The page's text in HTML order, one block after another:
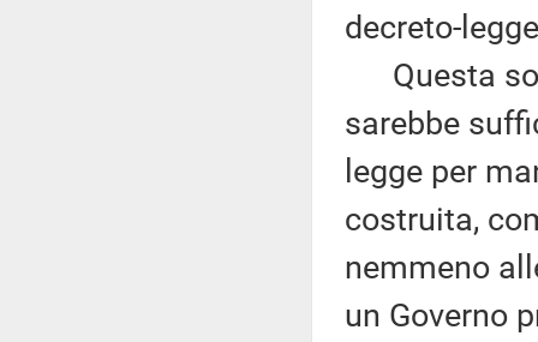
decreto-
Questa
sarebbe
legge per
costruita,
nemmeno
un Governo